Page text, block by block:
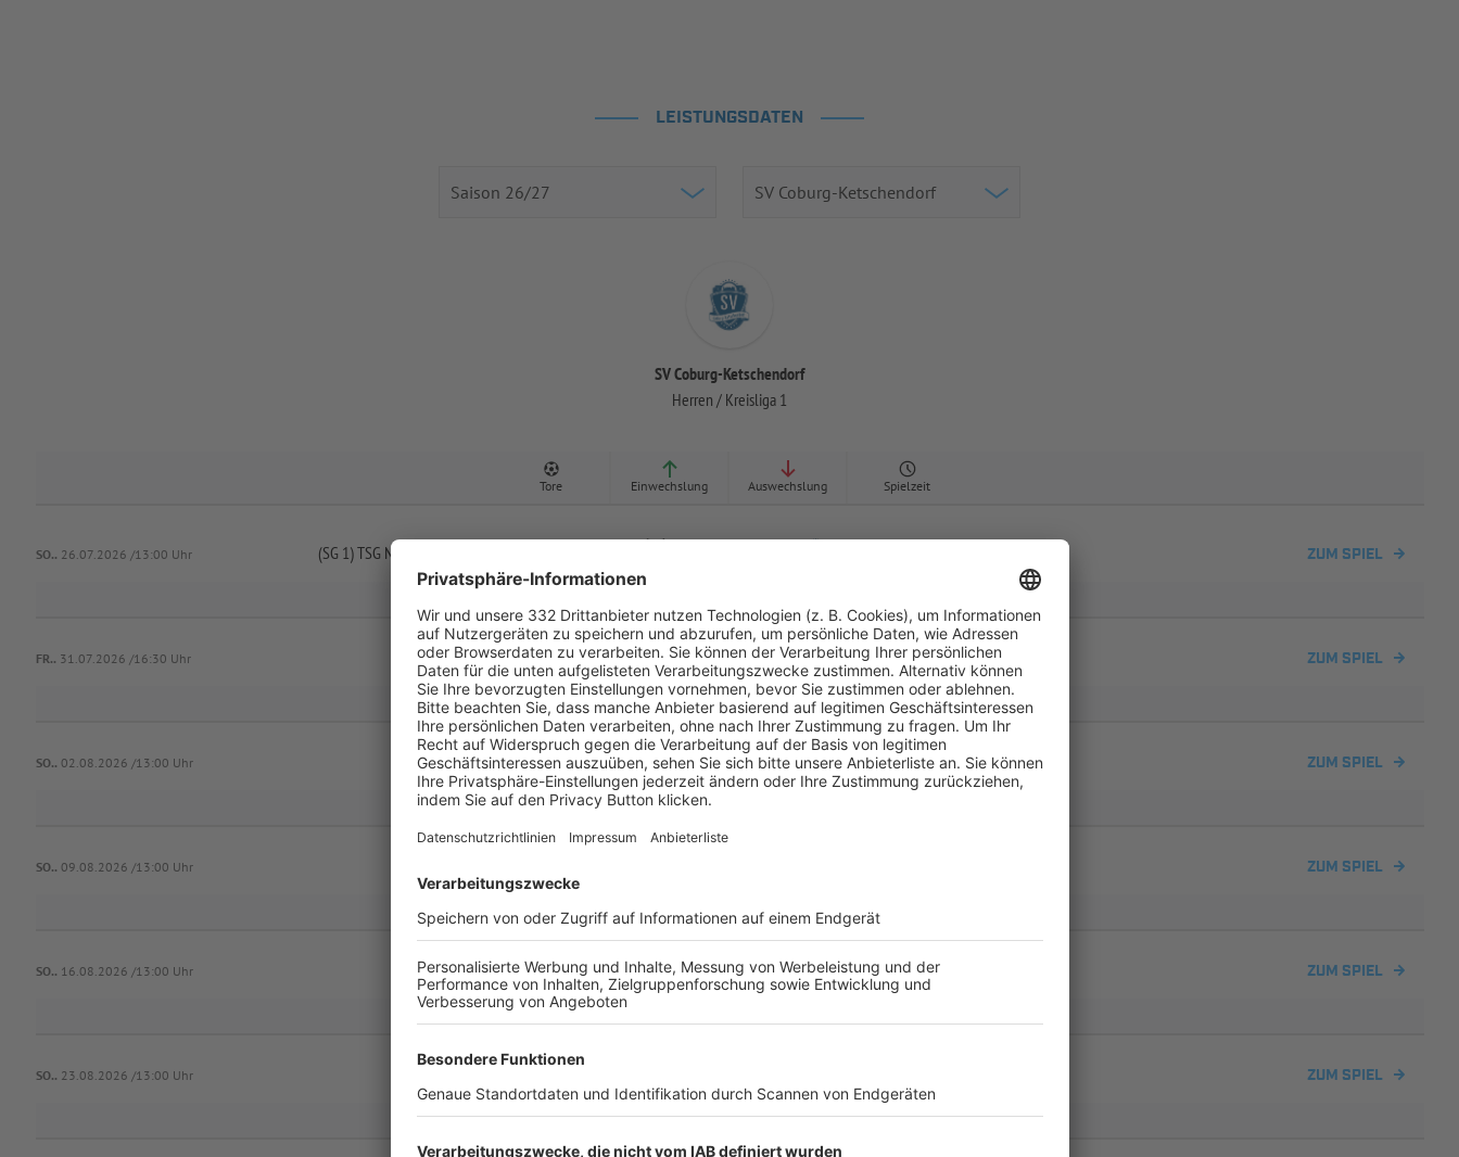
LEISTUNGSDATEN
SV Coburg-Ketschendorf
Herren / Kreisliga 1
Tore Einwechslung Auswechslung Spielzeit
SO.. 26.07.2026 /13:00 Uhr (SG 1) TSG Niederfüllbach 1/ ZUM SPIEL
FR.. 31.07.2026 /16:30 Uhr SV Coburg-Ketschendorf :
(  :  )
TSV 1860 Staffelstein ZUM SPIEL
0 0 90
SO.. 02.08.2026 /13:00 Uhr TSV Oberlauter :
( : )
SV Coburg-Ketschendorf ZUM SPIEL
0 0
SO.. 09.08.2026 /13:00 Uhr ZUM SPIEL
- - -
SO.. 16.08.2026 /13:00 Uhr SV Heilgersdorf -:- SV Coburg-Ketschendorf ZUM SPIEL
SO.. 23.08.2026 /13:00 Uhr - - ZUM SPIEL
- - - -